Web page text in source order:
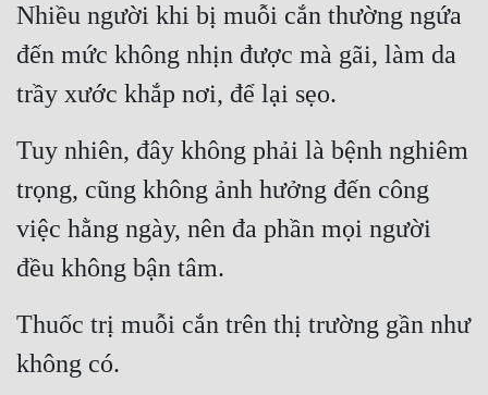
Triều Đấu
Trùng Sinh
Trọng Sinh
Tu Chân
Tu Tiên
Tội Phạm
Vô Địch
Võ Hiệp
Võng Du
Nhiều người khi bị muỗi cắn thường ngứa
đến mức không nhịn được mà gãi, làm da
trầy xước khắp nơi, để lại sẹo.
Tuy nhiên, đây không phải là bệnh nghiêm
trọng, cũng không ảnh hưởng đến công
việc hằng ngày, nên đa phần mọi người
đều không bận tâm.
Thuốc trị muỗi cắn trên thị trường gần như
không có.